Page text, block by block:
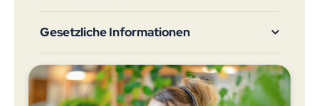
Gesetzliche Informationen